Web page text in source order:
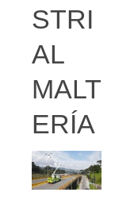
STRI
AL
MALT
ERÍA